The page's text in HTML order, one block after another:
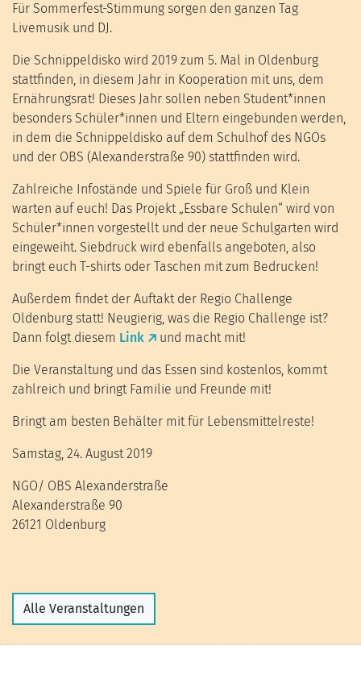
Für Sommerfest-Stimmung sorgen den ganzen Tag
Livemusik und DJ.
Die Schnippeldisko wird 2019 zum 5. Mal in Oldenburg
stattfinden, in diesem Jahr in Kooperation mit uns, dem
Ernährungsrat! Dieses Jahr sollen neben Student*innen
besonders Schüler*innen und Eltern eingebunden werden,
in dem die Schnippeldisko auf dem Schulhof des NGOs
und der OBS (Alexanderstraße 90) stattfinden wird.
Zahlreiche Infostände und Spiele für Groß und Klein
warten auf euch! Das Projekt „Essbare Schulen“ wird von
Schüler*innen vorgestellt und der neue Schulgarten wird
eingeweiht. Siebdruck wird ebenfalls angeboten, also
bringt euch T-shirts oder Taschen mit zum Bedrucken!
Außerdem findet der Auftakt der Regio Challenge
Oldenburg statt! Neugierig, was die Regio Challenge ist?
Dann folgt diesem Link und macht mit!
Die Veranstaltung und das Essen sind kostenlos, kommt
zahlreich und bringt Familie und Freunde mit!
Bringt am besten Behälter mit für Lebensmittelreste!
Samstag, 24. August 2019
NGO/ OBS Alexanderstraße
Alexanderstraße 90
26121 Oldenburg
Alle Veranstaltungen